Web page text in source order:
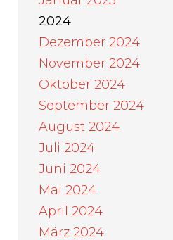
2024
Dezember 2024
November 2024
Oktober 2024
September 2024
August 2024
Juli 2024
Juni 2024
Mai 2024
April 2024
März 2024